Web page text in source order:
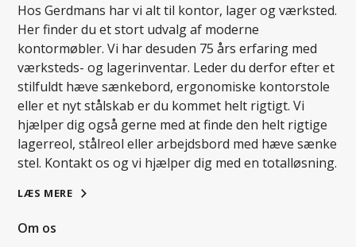
Hos Gerdmans har vi alt til kontor, lager og værksted.
Her finder du et stort udvalg af moderne
kontormøbler. Vi har desuden 75 års erfaring med
værksteds- og lagerinventar. Leder du derfor efter et
stilfuldt hæve sænkebord, ergonomiske kontorstole
eller et nyt stålskab er du kommet helt rigtigt. Vi
hjælper dig også gerne med at finde den helt rigtige
lagerreol, stålreol eller arbejdsbord med hæve sænke
stel. Kontakt os og vi hjælper dig med en totalløsning.
LÆS MERE
Om os